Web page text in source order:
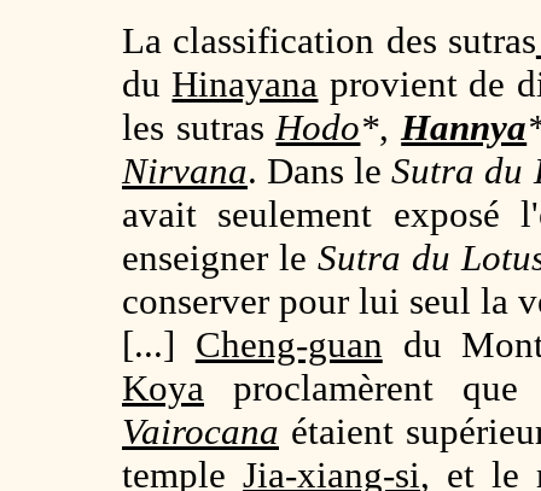
La classification des sutras
du Hinayana provient de
les sutrasHodo*,Hannya
Nirvana. Dans leSutra du
avait seulement exposé
enseigner leSutra du
conserver pour lui seul la
[...] Cheng-guan du
Koya proclamèrent
Vairocana étaient
temple Jia-xiang-si, et le